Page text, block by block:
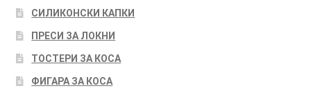
СИЛИКОНСКИ КАПКИ
ПРЕСИ ЗА ЛОКНИ
ТОСТЕРИ ЗА КОСА
ФИГАРА ЗА КОСА